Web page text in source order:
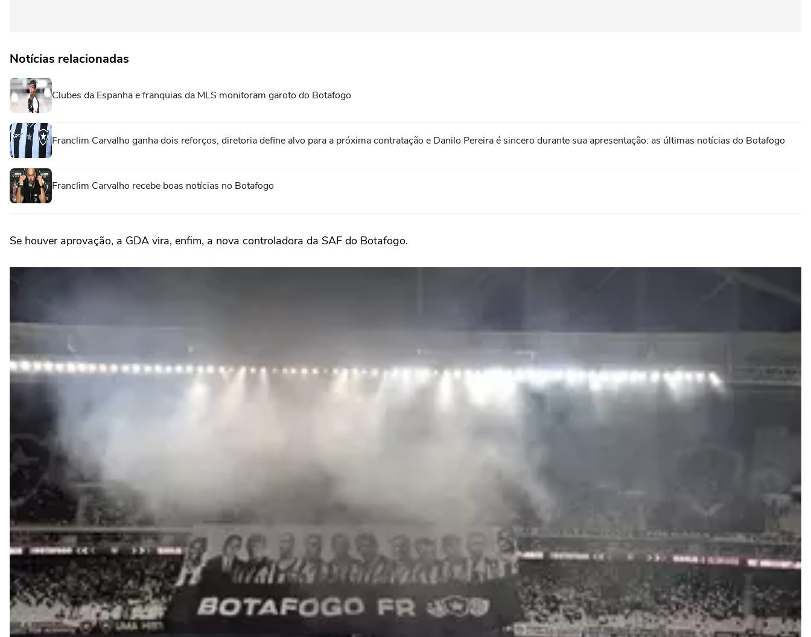
Notícias relacionadas
Clubes da Espanha e franquias da MLS monitoram garoto do Botafogo
Franclim Carvalho ganha dois reforços, diretoria define alvo para a próxima contratação e Danilo Pereira é sincero durante sua apresentação: as últimas notícias do Botafogo
Franclim Carvalho recebe boas notícias no Botafogo
Se houver aprovação, a GDA vira, enfim, a nova controladora da SAF do Botafogo.